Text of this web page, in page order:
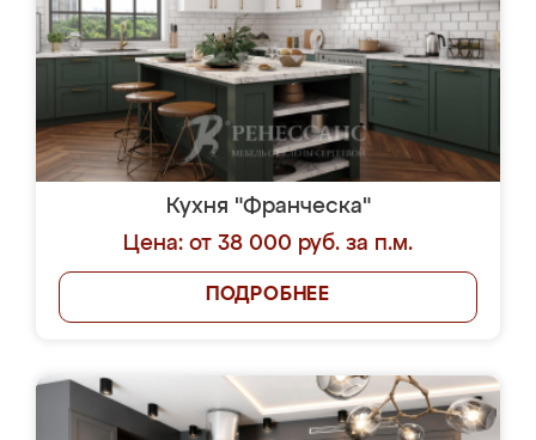
Кухня "Франческа"
Цена: от 38 000 руб. за п.м.
ПОДРОБНЕЕ